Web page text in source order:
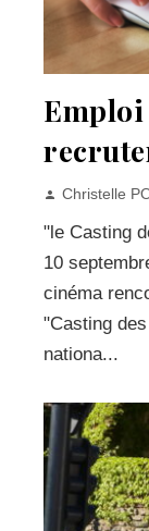
Emploi
Christelle
"le Casting
10
cinéma
"Casting
nationa...